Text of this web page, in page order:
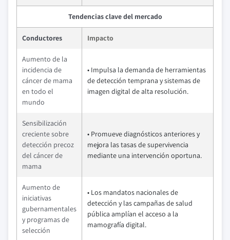
Tendencias clave del mercado
Conductores Impacto
Aumento de la
incidencia de
cáncer de mama
en todo el
mundo
• Impulsa la demanda de herramientas
de detección temprana y sistemas de
imagen digital de alta resolución.
Sensibilización
creciente sobre
detección precoz
del cáncer de
mama
• Promueve diagnósticos anteriores y
mejora las tasas de supervivencia
mediante una intervención oportuna.
Aumento de
iniciativas
gubernamentales
y programas de
selección
• Los mandatos nacionales de
detección y las campañas de salud
pública amplían el acceso a la
mamografía digital.